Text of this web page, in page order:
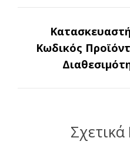
Κωδικός